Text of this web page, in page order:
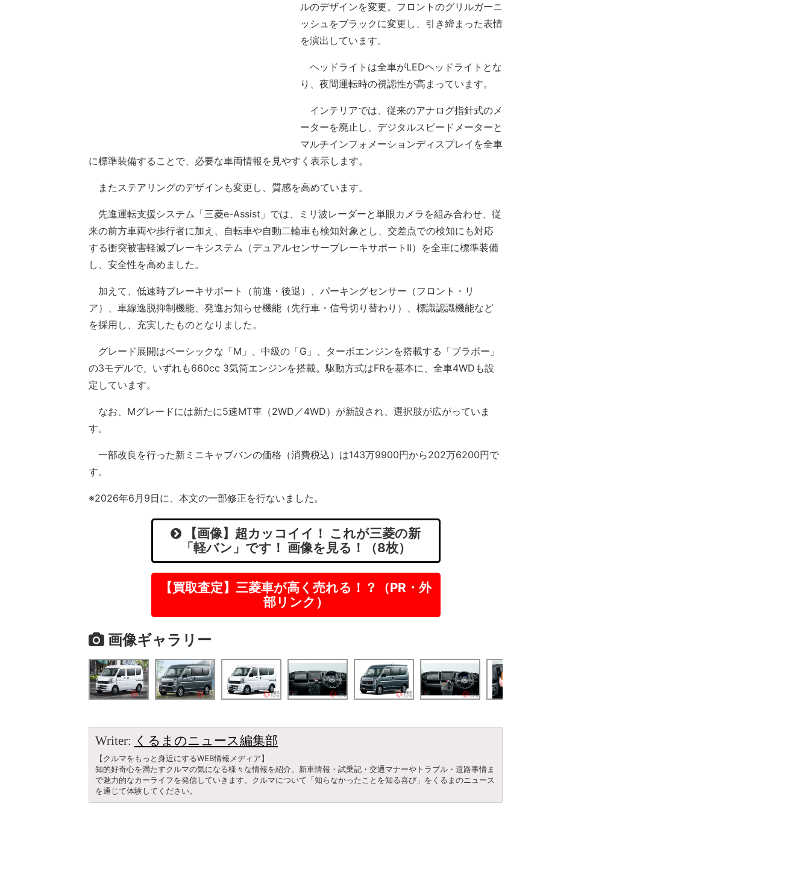
ルのデザインを変更。フロントのグリルガーニ
ッシュをブラックに変更し、引き締まった表情
を演出しています。
ヘッドライトは全車がLEDヘッドライトとな
り、夜間運転時の視認性が高まっています。
インテリアでは、従来のアナログ指針式のメ
ーターを廃止し、デジタルスピードメーターと
マルチインフォメーションディスプレイを全車
に標準装備することで、必要な車両情報を見やすく表示します。
またステアリングのデザインも変更し、質感を高めています。
先進運転支援システム「三菱e-Assist」では、ミリ波レーダーと単眼カメラを組み合わせ、従
来の前方車両や歩行者に加え、自転車や自動二輪車も検知対象とし、交差点での検知にも対応
する衝突被害軽減ブレーキシステム（デュアルセンサーブレーキサポートII）を全車に標準装備
し、安全性を高めました。
加えて、低速時ブレーキサポート（前進・後退）、パーキングセンサー（フロント・リ
ア）、車線逸脱抑制機能、発進お知らせ機能（先行車・信号切り替わり）、標識認識機能など
を採用し、充実したものとなりました。
グレード展開はベーシックな「M」、中級の「G」、ターボエンジンを搭載する「ブラボー」
の3モデルで、いずれも660cc 3気筒エンジンを搭載。駆動方式はFRを基本に、全車4WDも設
定しています。
なお、Mグレードには新たに5速MT車（2WD／4WD）が新設され、選択肢が広がっていま
す。
一部改良を行った新ミニキャブバンの価格（消費税込）は143万9900円から202万6200円で
す。
※2026年6月9日に、本文の一部修正を行ないました。
【画像】超カッコイイ！ これが三菱の新
「軽バン」です！ 画像を見る！（8枚）
【買取査定】三菱車が高く売れる！？（PR・外
部リンク）
画像ギャラリー
Writer: くるまのニュース編集部
【クルマをもっと身近にするWEB情報メディア】
知的好奇心を満たすクルマの気になる様々な情報を紹介。新車情報・試乗記・交通マナーやトラブル・道路事情ま
で魅力的なカーライフを発信していきます。クルマについて「知らなかったことを知る喜び」をくるまのニュース
を通じて体験してください。